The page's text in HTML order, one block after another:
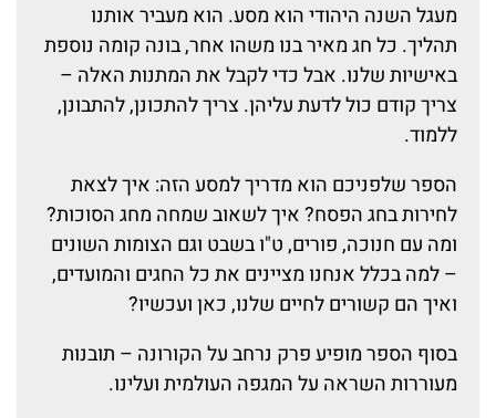
מעגל השנה היהודי הוא מסע. הוא מעביר אותנו
תהליך. כל חג מאיר בנו משהו אחר, בונה קומה נוספת
באישיות שלנו. אבל כדי לקבל את המתנות האלה –
צריך קודם כול לדעת עליהן. צריך להתכונן, להתבונן,
ללמוד.
הספר שלפניכם הוא מדריך למסע הזה: איך לצאת
לחירות בחג הפסח? איך לשאוב שמחה מחג הסוכות?
ומה עם חנוכה, פורים, ט"ו בשבט וגם הצומות השונים
– למה בכלל אנחנו מציינים את כל החגים והמועדים,
ואיך הם קשורים לחיים שלנו, כאן ועכשיו?
בסוף הספר מופיע פרק נרחב על הקורונה – תובנות
מעוררות השראה על המגפה העולמית ועלינו.